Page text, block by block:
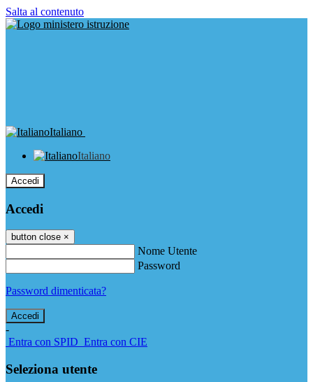
Salta al contenuto
Italiano
Italiano
Accedi
Accedi
button close ×
Nome Utente
Password
Password dimenticata?
-
Entra con SPID Entra con CIE
Seleziona utente